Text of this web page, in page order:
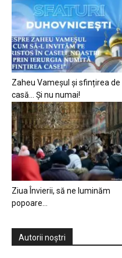
Zaheu Vameșul și sfințirea de
casă… Și nu numai!
Ziua Învierii, să ne luminăm
popoare…
Autorii noștri